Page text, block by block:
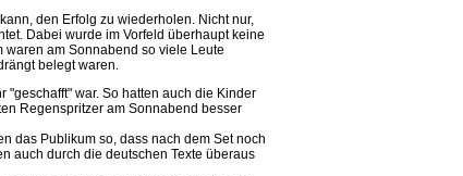
den Erfolg zu wiederholen. Nicht nur,
Dabei wurde im Vorfeld überhaupt keine
waren am Sonnabend so viele Leute
belegt waren.
war. So hatten auch die Kinder
Regenspritzer am Sonnabend besser
das Publikum so, dass nach dem Set noch
auch durch die deutschen Texte überaus